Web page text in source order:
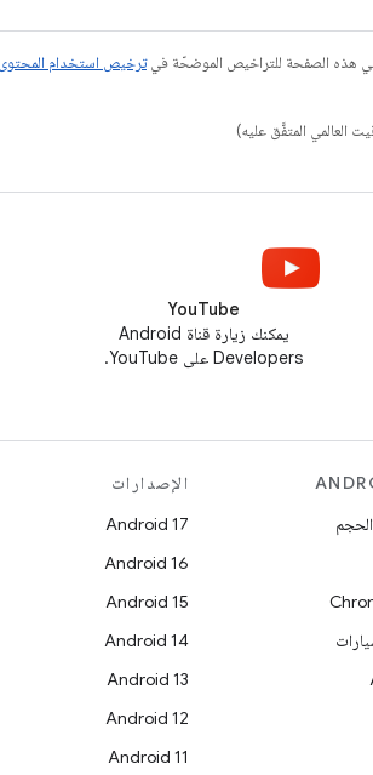
هذه الصفحة للتراخيص الموضحّة فيترخيص استخدام المحتوى
YouTube
يمكنك زيارة قناة Android
Developers على YouTube.
الإصدارات
Android 17
Android 16
Android 15
Android 14
Android 13
Android 12
Android 11